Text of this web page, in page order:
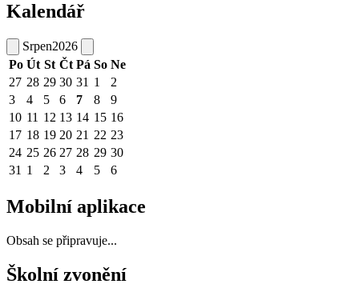
Kalendář
Srpen2026
Po Út St Čt Pá So Ne
27 28 29 30 31 1
2
3
4 5 6 7 8
9
10 11 12 13 14 15 16
17 18 19 20 21 22 23
24 25 26 27 28 29 30
31 1 2 3 4 5 6
Mobilní aplikace
Obsah se připravuje...
Školní zvonění